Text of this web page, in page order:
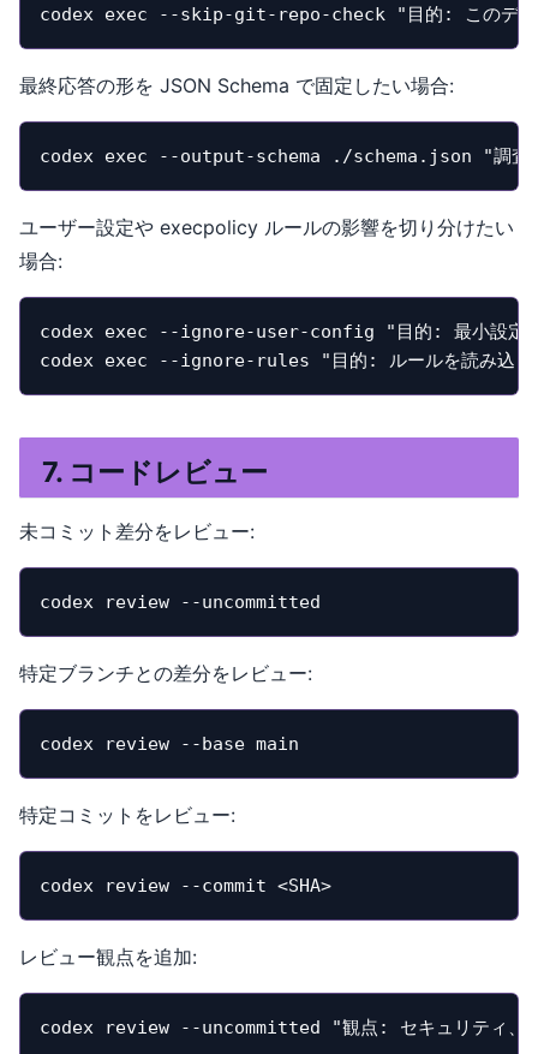
codex exec --skip-git-repo-check "目的: このディレ
最終応答の形を JSON Schema で固定したい場合:
codex exec --output-schema ./schema.json "調査結
ユーザー設定や execpolicy ルールの影響を切り分けたい
場合:
codex exec --ignore-user-config "目的: 最小設定で
codex exec --ignore-rules "目的: ルールを読み込まな
7. コードレビュー
未コミット差分をレビュー:
codex review --uncommitted
特定ブランチとの差分をレビュー:
codex review --base main
特定コミットをレビュー:
codex review --commit <SHA>
レビュー観点を追加:
codex review --uncommitted "観点: セキュリティ、デ